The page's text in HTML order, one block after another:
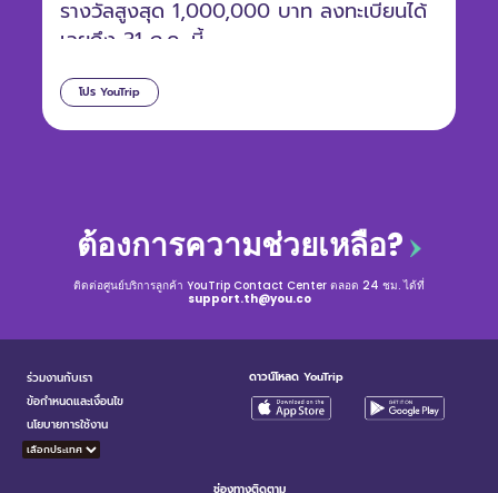
โปร YouTrip
รางวัลสูงสุด 1,000,000 บาท ลงทะเบียนได้
เลยถึง 31 ก.ค. นี้
ต้องการความช่วยเหลือ?
ติดต่อศูนย์บริการลูกค้า YouTrip Contact Center ตลอด 24 ชม. ได้ที่
support.th@you.co
ร่วมงานกับเรา
ข้อกำหนดและเงื่อนไข
นโยบายการใช้งาน
ดาวน์โหลด YouTrip
ช่องทางติดตาม